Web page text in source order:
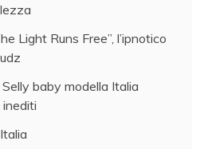
Light Runs Free”, l’ipnotico
Selly baby modella Italia